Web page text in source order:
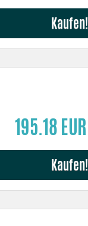
Kaufen!
195.18 EUR
Kaufen!